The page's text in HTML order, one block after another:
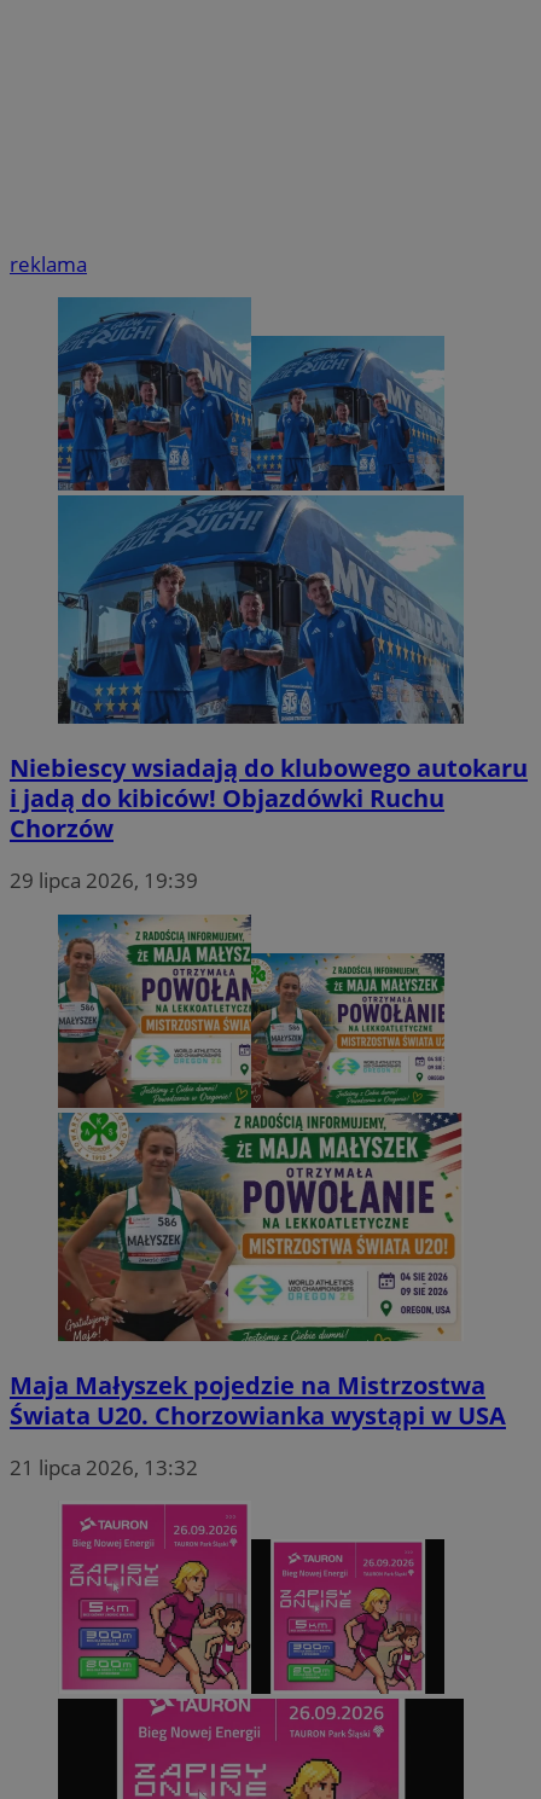
reklama
Niebiescy wsiadają do klubowego autokaru
i jadą do kibiców! Objazdówki Ruchu
Chorzów
29 lipca 2026, 19:39
Maja Małyszek pojedzie na Mistrzostwa
Świata U20. Chorzowianka wystąpi w USA
21 lipca 2026, 13:32